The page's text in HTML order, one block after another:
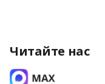
Читайте нас